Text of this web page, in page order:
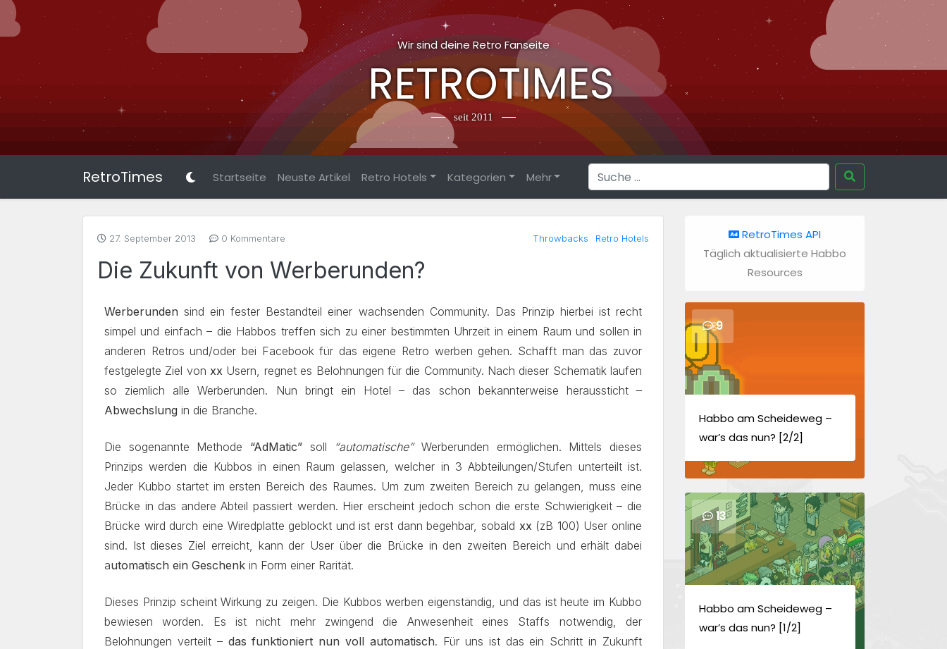
Wir sind deine Retro Fanseite
RETROTIMES
seit 2011
RetroTimes Startseite Neuste Artikel Retro Hotels Kategorien Mehr
27. September 2013 0 Kommentare Throwbacks Retro Hotels
Die Zukunft von Werberunden?
Werberunden sind ein fester Bestandteil einer wachsenden Community. Das Prinzip hierbei ist recht
simpel und einfach – die Habbos treffen sich zu einer bestimmten Uhrzeit in einem Raum und sollen in
anderen Retros und/oder bei Facebook für das eigene Retro werben gehen. Schafft man das zuvor
festgelegte Ziel vonxx Usern, regnet es Belohnungen für die Community. Nach dieser Schematik laufen
so ziemlich alle Werberunden. Nun bringt ein Hotel – das schon bekannterweise heraussticht –
Abwechslung in die Branche.
Die sogenannte Methode “AdMatic” soll “automatische”Werberunden ermöglichen. Mittels dieses
Prinzips werden die Kubbos in einen Raum gelassen, welcher in 3 Abbteilungen/Stufen unterteilt ist.
Jeder Kubbo startet im ersten Bereich des Raumes. Um zum zweiten Bereich zu gelangen, muss eine
Brücke in das andere Abteil passiert werden. Hier erscheint jedoch schon die erste Schwierigkeit – die
Brücke wird durch eine Wiredplatte geblockt und ist erst dann begehbar, sobald xx (zB 100) User online
sind. Ist dieses Ziel erreicht, kann der User über die Brücke in den zweiten Bereich und erhält dabei
automatisch ein Geschenk in Form einer Rarität.
Dieses Prinzip scheint Wirkung zu zeigen. Die Kubbos werben eigenständig, und das ist heute im Kubbo
bewiesen worden. Es ist nicht mehr zwingend die Anwesenheit eines Staffs notwendig, der
Belohnungen verteilt – das funktioniert nun voll automatisch. Für uns ist das ein Schritt in Zukunft
RetroTimes API
Täglich aktualisierte Habbo
Resources
9
Habbo am Scheideweg –
war’s das nun? [2/2]
13
Habbo am Scheideweg –
war’s das nun? [1/2]